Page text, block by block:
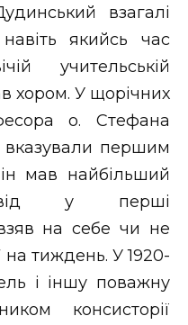
взагалі
якийсь час
учительській
хором. У щорічних
о. Стефана
вказували першим
мав найбільший
у перші
на себе чи не
на тиждень. У 1920-
і іншу поважну
консисторії